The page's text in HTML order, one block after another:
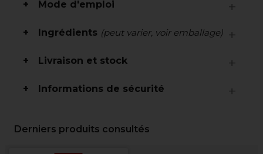
Mode d'emploi
Ingrédients (peut varier, voir emballage)
Livraison et stock
Informations de sécurité
Derniers produits consultés